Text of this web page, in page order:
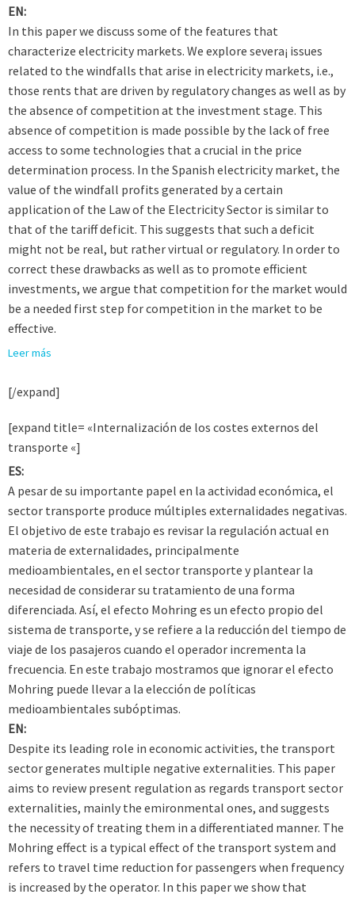
EN:
In this paper we discuss some of the features that
characterize electricity markets. We explore severa¡ issues
related to the windfalls that arise in electricity markets, i.e.,
those rents that are driven by regulatory changes as well as by
the absence of competition at the investment stage. This
absence of competition is made possible by the lack of free
access to some technologies that a crucial in the price
determination process. In the Spanish electricity market, the
value of the windfall profits generated by a certain
application of the Law of the Electricity Sector is similar to
that of the tariff deficit. This suggests that such a deficit
might not be real, but rather virtual or regulatory. In order to
correct these drawbacks as well as to promote efficient
investments, we argue that competition for the market would
be a needed first step for competition in the market to be
effective.
Leer más
[/expand]
[expand title= «Internalización de los costes externos del
transporte «]
ES:
A pesar de su importante papel en la actividad económica, el
sector transporte produce múltiples externalidades negativas.
El objetivo de este trabajo es revisar la regulación actual en
materia de externalidades, principalmente
medioambientales, en el sector transporte y plantear la
necesidad de considerar su tratamiento de una forma
diferenciada. Así, el efecto Mohring es un efecto propio del
sistema de transporte, y se refiere a la reducción del tiempo de
viaje de los pasajeros cuando el operador incrementa la
frecuencia. En este trabajo mostramos que ignorar el efecto
Mohring puede llevar a la elección de políticas
medioambientales subóptimas.
EN:
Despite its leading role in economic activities, the transport
sector generates multiple negative externalities. This paper
aims to review present regulation as regards transport sector
externalities, mainly the emironmental ones, and suggests
the necessity of treating them in a differentiated manner. The
Mohring effect is a typical effect of the transport system and
refers to travel time reduction for passengers when frequency
is increased by the operator. In this paper we show that